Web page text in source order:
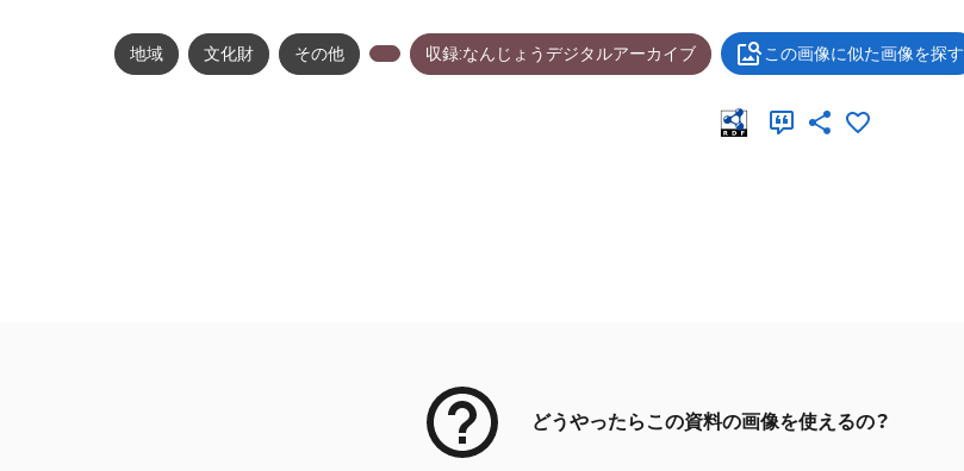
地域 文化財 その他 収録:なんじょうデジタルアーカイブ この画像に似た画像を探す
どうやったらこの資料の画像を使えるの？